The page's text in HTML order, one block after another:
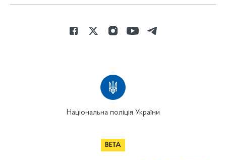
Національна поліція України